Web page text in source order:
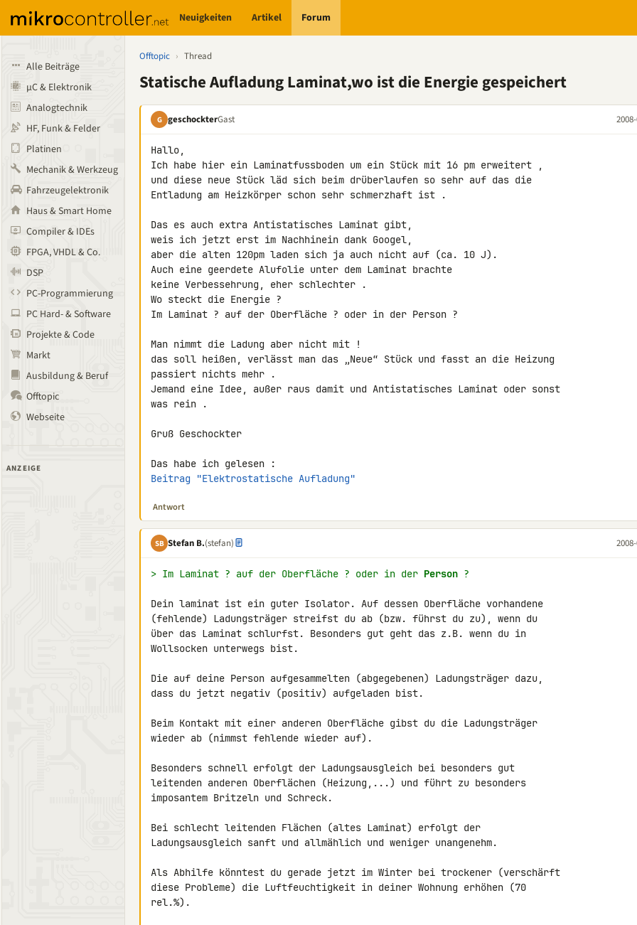
Neuigkeiten Artikel Forum
Alle Beiträge
µC & Elektronik
Analogtechnik
HF, Funk & Felder
Platinen
Mechanik & Werkzeug
Fahrzeugelektronik
Haus & Smart Home
Compiler & IDEs
FPGA, VHDL & Co.
DSP
PC-Programmierung
PC Hard- & Software
Projekte & Code
Markt
Ausbildung & Beruf
Offtopic
Webseite
ANZEIGE
Offtopic › Thread
Statische Aufladung Laminat,wo ist die Energie gespeichert
G geschockterGast
Hallo,
Ich habe hier ein Laminatfussboden um ein Stück mit 16 pm erweitert ,
und diese neue Stück läd sich beim drüberlaufen so sehr auf das die
Entladung am Heizkörper schon sehr schmerzhaft ist .
Das es auch extra Antistatisches Laminat gibt,
weis ich jetzt erst im Nachhinein dank Googel,
aber die alten 120pm laden sich ja auch nicht auf (ca. 10 J).
Auch eine geerdete Alufolie unter dem Laminat brachte
keine Verbessehrung, eher schlechter .
Wo steckt die Energie ?
Im Laminat ? auf der Oberfläche ? oder in der Person ?
Man nimmt die Ladung aber nicht mit !
das soll heißen, verlässt man das „Neue“ Stück und fasst an die Heizung
passiert nichts mehr .
Jemand eine Idee, außer raus damit und Antistatisches Laminat oder sonst
was rein .
Gruß Geschockter
Beitrag "Elektrostatische Aufladung"
Antwort
SB Stefan B.(stefan)
> Im Laminat ? auf der Oberfläche ? oder in der Person ?
Dein laminat ist ein guter Isolator. Auf dessen Oberfläche vorhandene
(fehlende) Ladungsträger streifst du ab (bzw. führst du zu), wenn du
über das Laminat schlurfst. Besonders gut geht das z.B. wenn du in
Wollsocken unterwegs bist.
Die auf deine Person aufgesammelten (abgegebenen) Ladungsträger dazu,
dass du jetzt negativ (positiv) aufgeladen bist.
Beim Kontakt mit einer anderen Oberfläche gibst du die Ladungsträger
wieder ab (nimmst fehlende wieder auf).
Besonders schnell erfolgt der Ladungsausgleich bei besonders gut
leitenden anderen Oberflächen (Heizung,...) und führt zu besonders
imposantem Britzeln und Schreck.
Bei schlecht leitenden Flächen (altes Laminat) erfolgt der
Ladungsausgleich sanft und allmählich und weniger unangenehm.
Als Abhilfe könntest du gerade jetzt im Winter bei trockener (verschärft
diese Probleme) die Luftfeuchtigkeit in deiner Wohnung erhöhen (70
rel.%).